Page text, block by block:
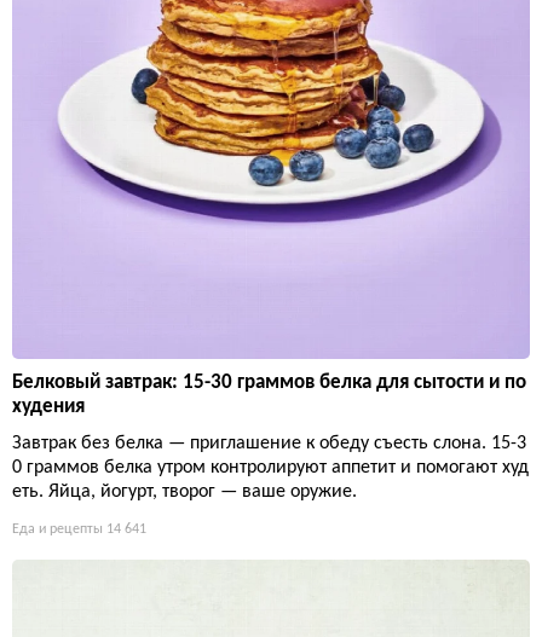
Белковый завтрак: 15-30 граммов белка для сытости и по
худения
Завтрак без белка — приглашение к обеду съесть слона. 15-3
0 граммов белка утром контролируют аппетит и помогают худ
еть. Яйца, йогурт, творог — ваше оружие.
Еда и рецепты 14 641